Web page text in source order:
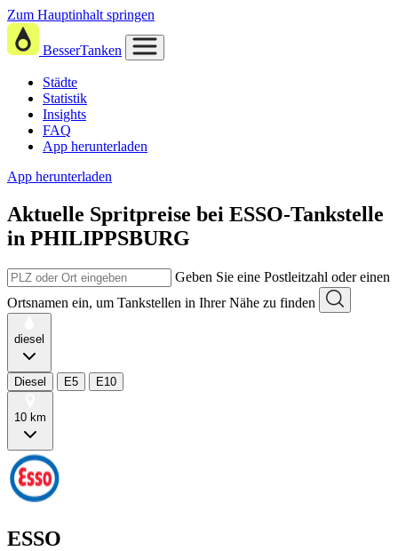
Zum Hauptinhalt springen
BesserTanken
Städte
Statistik
Insights
FAQ
App herunterladen
App herunterladen
Aktuelle Spritpreise bei ESSO-Tankstelle
in PHILIPPSBURG
Geben Sie eine Postleitzahl oder einen
Ortsnamen ein, um Tankstellen in Ihrer Nähe zu finden
diesel
Diesel E5 E10
10 km
ESSO